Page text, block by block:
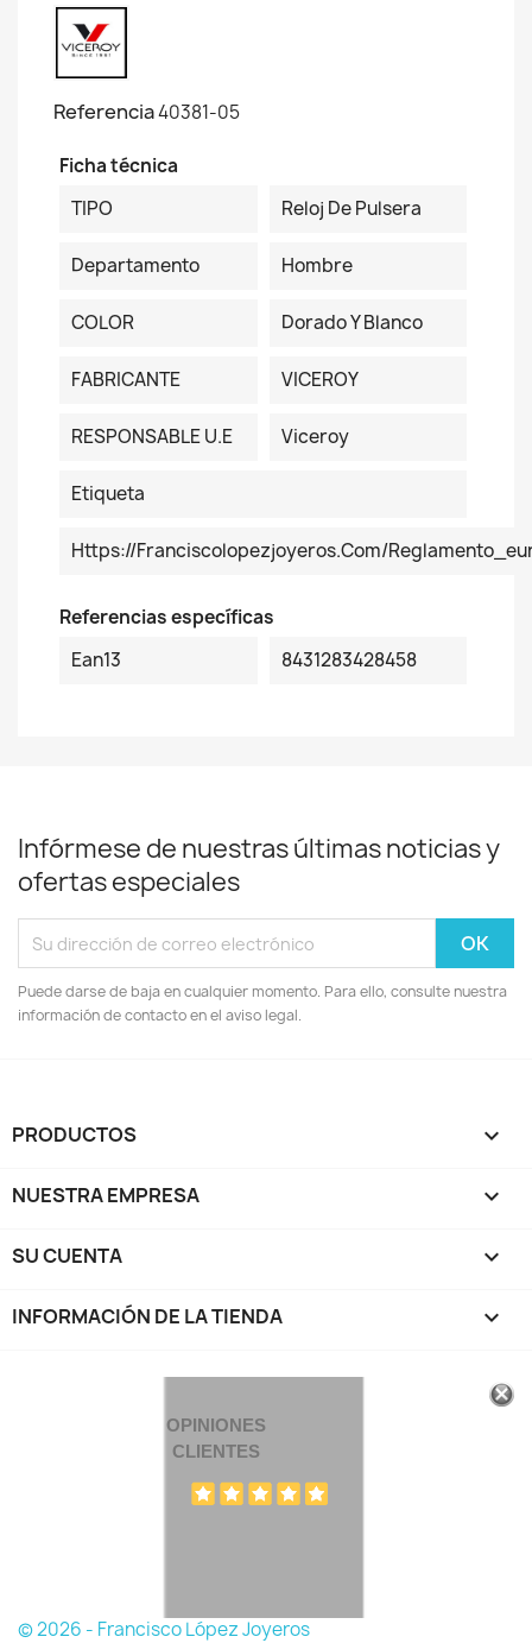
Referencia40381-05
Ficha técnica
TIPO
Reloj De Pulsera
Departamento Hombre
COLOR Dorado Y Blanco
FABRICANTE VICEROY
RESPONSABLE U.E Viceroy
Etiqueta
Https://franciscolopezjoyeros.com/
Referencias específicas
Ean13
8431283428458
Infórmese de nuestras últimas noticias y
ofertas especiales
Puede darse de baja en cualquier momento. Para ello, consulte nuestra
información de contacto en el aviso legal.
PRODUCTOS 
NUESTRA EMPRESA 
SU CUENTA 
INFORMACIÓN DE LA TIENDA keyboard_arrow_down
OPINIONES
CLIENTES
© 2026 - Francisco López Joyeros